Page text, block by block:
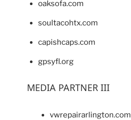
oaksofa.com
soultacohtx.com
capishcaps.com
gpsyfl.org
MEDIA PARTNER III
vwrepairarlington.com